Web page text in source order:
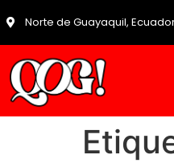
Norte de Guayaquil,